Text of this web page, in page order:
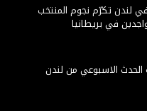
لندن تكرّم نجوم المنتخب
في بريطانيا